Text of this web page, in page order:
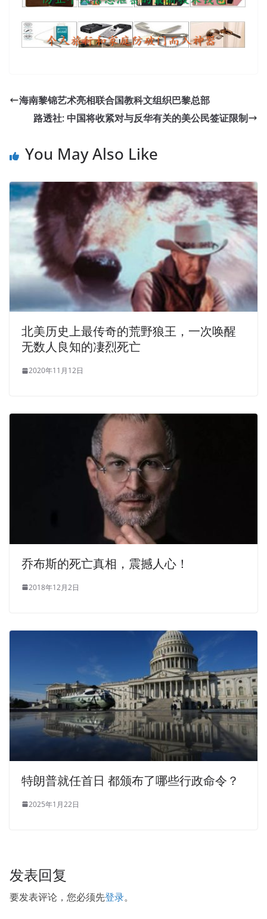
海南黎锦艺术亮相联合国教科文组织巴黎总部
路透社: 中国将收紧对与反华有关的美公民签证限制
You May Also Like
北美历史上最传奇的荒野狼王，一次唤醒
无数人良知的凄烈死亡
2020年11月12日
乔布斯的死亡真相，震撼人心！
2018年12月2日
特朗普就任首日 都颁布了哪些行政命令？
2025年1月22日
发表回复
要发表评论，您必须先登录。